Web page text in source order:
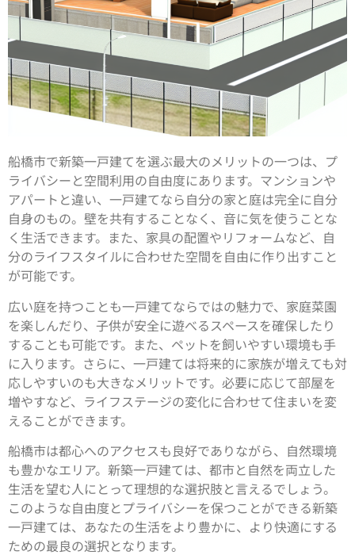
船橋市で新築一戸建てを選ぶ最大のメリットの一つは、プ
ライバシーと空間利用の自由度にあります。マンションや
アパートと違い、一戸建てなら自分の家と庭は完全に自分
自身のもの。壁を共有することなく、音に気を使うことな
く生活できます。また、家具の配置やリフォームなど、自
分のライフスタイルに合わせた空間を自由に作り出すこと
が可能です。
広い庭を持つことも一戸建てならではの魅力で、家庭菜園
を楽しんだり、子供が安全に遊べるスペースを確保したり
することも可能です。また、ペットを飼いやすい環境も手
に入ります。さらに、一戸建ては将来的に家族が増えても対
応しやすいのも大きなメリットです。必要に応じて部屋を
増やすなど、ライフステージの変化に合わせて住まいを変
えることができます。
船橋市は都心へのアクセスも良好でありながら、自然環境
も豊かなエリア。新築一戸建ては、都市と自然を両立した
生活を望む人にとって理想的な選択肢と言えるでしょう。
このような自由度とプライバシーを保つことができる新築
一戸建ては、あなたの生活をより豊かに、より快適にする
ための最良の選択となります。